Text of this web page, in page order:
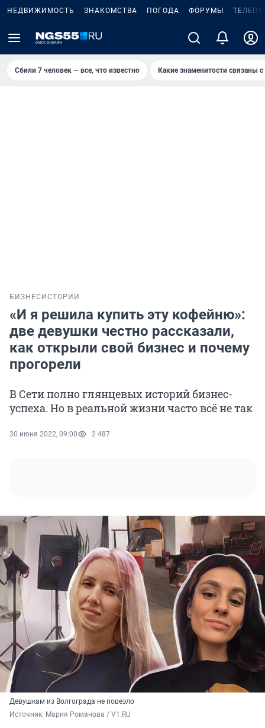
НЕДВИЖИМОСТЬ ЗНАКОМСТВА ПОГОДА ФОРУМЫ
Сбили 7 человек — все, что известно Какие знаменитости связаны
БИЗНЕС ИСТОРИИ
«И я решила купить эту кофейню»:
две девушки честно рассказали,
как открыли свой бизнес и почему
прогорели
В Сети полно глянцевых историй бизнес-
успеха. Но в реальной жизни часто всё не так
30 июня 2022, 09:00 2 487
Девушкам из Волгограда не повезло
Источник: Мария Романова / V1.RU